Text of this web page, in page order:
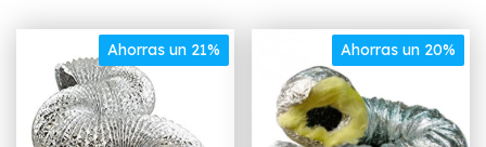
Ahorras un 21% Ahorras un 20%